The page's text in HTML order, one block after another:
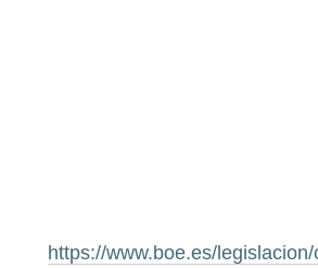
https://www.boe.es/